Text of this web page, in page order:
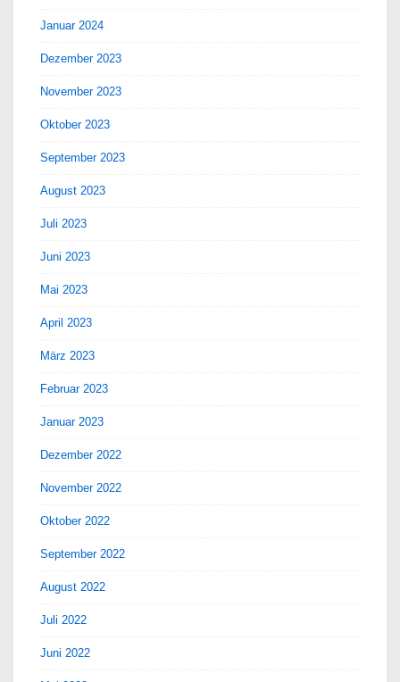
Januar 2024
Dezember 2023
November 2023
Oktober 2023
September 2023
August 2023
Juli 2023
Juni 2023
Mai 2023
April 2023
März 2023
Februar 2023
Januar 2023
Dezember 2022
November 2022
Oktober 2022
September 2022
August 2022
Juli 2022
Juni 2022